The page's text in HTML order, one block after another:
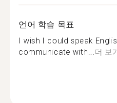
언어 학습 목표
I wish I could speak
communicate with... 더 보